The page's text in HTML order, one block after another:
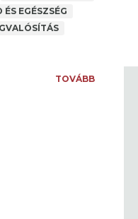
ÉS EGÉSZSÉG
TOVÁBB